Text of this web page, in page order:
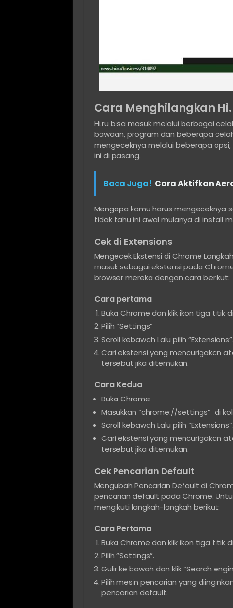
Cara Menghilangkan
Hi.ru bisa masuk melalui berbagai
bawaan, program dan beberapa
mengeceknya melalui beberapa
ini di pasang.
Baca Juga! Cara Aktifkan
Mengapa kamu harus mengeceknya
tidak tahu ini awal mulanya di install
Cek di Extensions
Mengecek Ekstensi di Chrome
masuk sebagai ekstensi pada
browser mereka dengan cara berikut:
Cara pertama
Buka Chrome dan klik ikon tiga titik
Pilih “Settings”
Scroll kebawah Lalu pilih “Extensions”.
Cari ekstensi yang mencurigakan
tersebut jika ditemukan.
Cara Kedua
Buka Chrome
Masukkan “chrome://settings” di
Scroll kebawah Lalu pilih “Extensions”.
Cari ekstensi yang mencurigakan
tersebut jika ditemukan.
Cek Pencarian Default
Mengubah Pencarian Default di
pencarian default pada Chrome.
mengikuti langkah-langkah berikut:
Cara Pertama
Buka Chrome dan klik ikon tiga titik
Pilih “Settings”.
Gulir ke bawah dan klik “Search
Pilih mesin pencarian yang
pencarian default.